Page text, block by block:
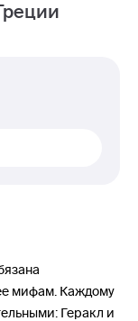
мифам. Каждому
Геракл и